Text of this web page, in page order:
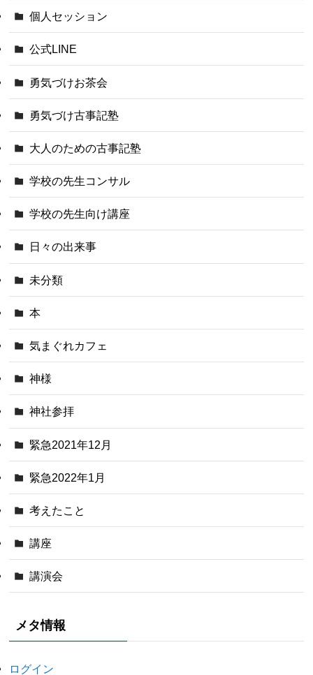
個人セッション
公式LINE
勇気づけお茶会
勇気づけ古事記塾
大人のための古事記塾
学校の先生コンサル
学校の先生向け講座
日々の出来事
未分類
本
気まぐれカフェ
神様
神社参拝
緊急2021年12月
緊急2022年1月
考えたこと
講座
講演会
メタ情報
ログイン